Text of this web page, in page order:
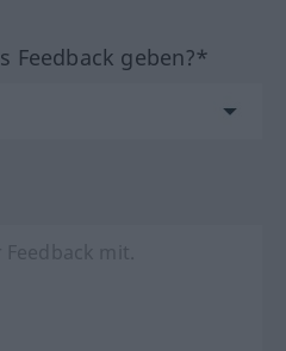
Feedback geben?*